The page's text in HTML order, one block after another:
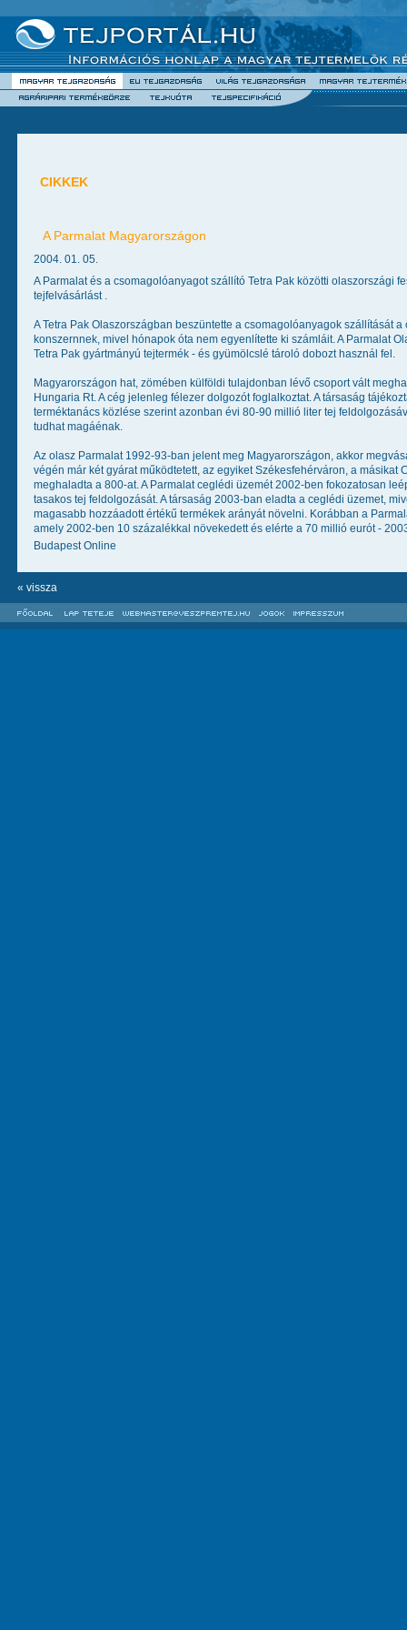
CIKKEK
A Parmalat Magyarországon
2004. 01. 05.
A Parmalat és a csomagolóanyagot szállító Tetra Pak közötti olaszországi
tejfelvásárlást .
A Tetra Pak Olaszországban beszüntette a csomagolóanyagok szállítását
konszernnek, mivel hónapok óta nem egyenlítette ki számláit. A Parmalat
Tetra Pak gyártmányú tejtermék - és gyümölcslé tároló dobozt használ fel.
Magyarországon hat, zömében külföldi tulajdonban lévő csoport vált
Hungaria Rt. A cég jelenleg félezer dolgozót foglalkoztat. A társaság
terméktanács közlése szerint azonban évi 80-90 millió liter tej
tudhat magáénak.
Az olasz Parmalat 1992-93-ban jelent meg Magyarországon, akkor
végén már két gyárat működtetett, az egyiket Székesfehérváron, a másikat
meghaladta a 800-at. A Parmalat ceglédi üzemét 2002-ben fokozatosan
tasakos tej feldolgozását. A társaság 2003-ban eladta a ceglédi üzemet,
magasabb hozzáadott értékű termékek arányát növelni. Korábban a
amely 2002-ben 10 százalékkal növekedett és elérte a 70 millió eurót -
Budapest Online
« vissza